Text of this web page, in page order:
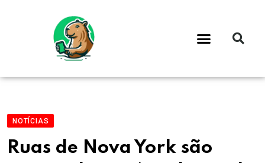
NOTÍCIAS
Ruas de Nova York são